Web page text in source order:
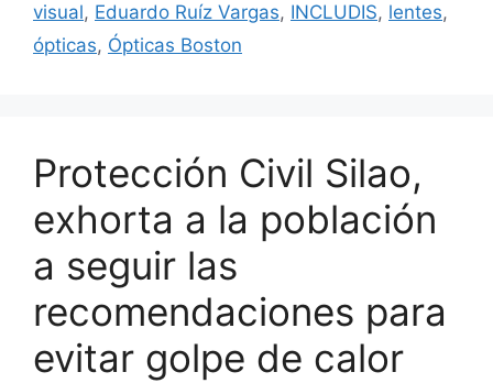
visual, Eduardo Ruíz Vargas, INCLUDIS, lentes,
ópticas, Ópticas Boston
Protección Civil Silao,
exhorta a la población
a seguir las
recomendaciones para
evitar golpe de calor